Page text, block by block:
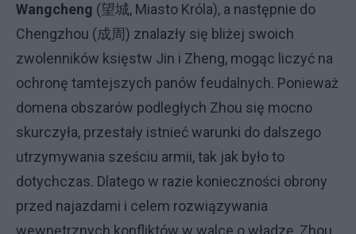
Wangcheng (望城, Miasto Króla), a następnie do
Chengzhou (成周) znalazły się bliżej swoich
zwolenników księstw Jin i Zheng, mogąc liczyć na
ochronę tamtejszych panów feudalnych. Ponieważ
domena obszarów podległych Zhou się mocno
skurczyła, przestały istnieć warunki do dalszego
utrzymywania sześciu armii, tak jak było to
dotychczas. Dlatego w razie konieczności obrony
przed najazdami i celem rozwiązywania
wewnętrznych konfliktów w walce o władzę, Zhou